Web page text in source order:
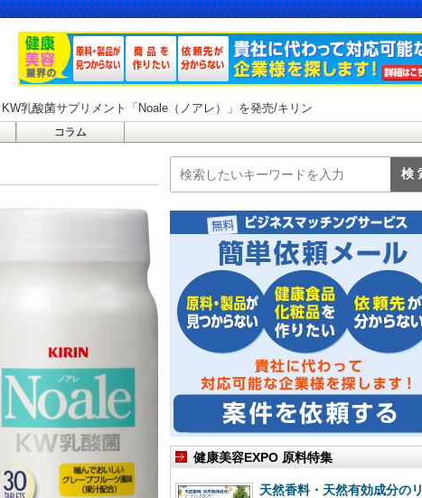
KW乳酸菌サプリメント「Noale（ノアレ）」を発売/キリン
コラム
健康美容EXPO 原料特集
天然香料・天然有効成分のリ